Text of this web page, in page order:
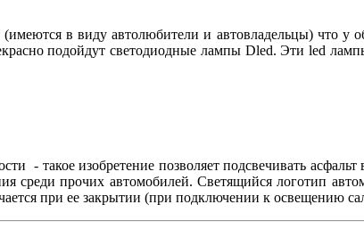
в виду автолюбители и автовладельцы) что у
подойдут светодиодные лампы Dled. Эти led
- такое изобретение позволяет подсвечивать
среди прочих автомобилей. Светящийся логотип
при ее закрытии (при подключении к освещению